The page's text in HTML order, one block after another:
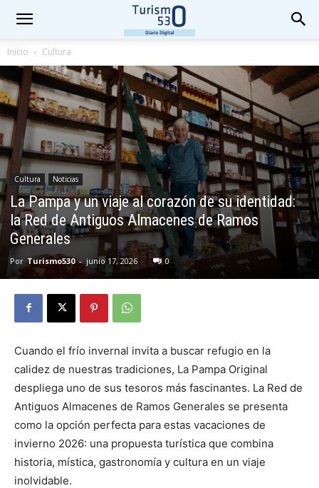
Inicio Cultura
Cultura Noticias
La Pampa y un viaje al corazón de su identidad:
la Red de Antiguos Almacenes de Ramos
Generales
Por Turismo530 - junio 17, 2026 0
Cuando el frío invernal invita a buscar refugio en la
calidez de nuestras tradiciones, La Pampa Original
despliega uno de sus tesoros más fascinantes. La Red de
Antiguos Almacenes de Ramos Generales se presenta
como la opción perfecta para estas vacaciones de
invierno 2026: una propuesta turística que combina
historia, mística, gastronomía y cultura en un viaje
inolvidable.